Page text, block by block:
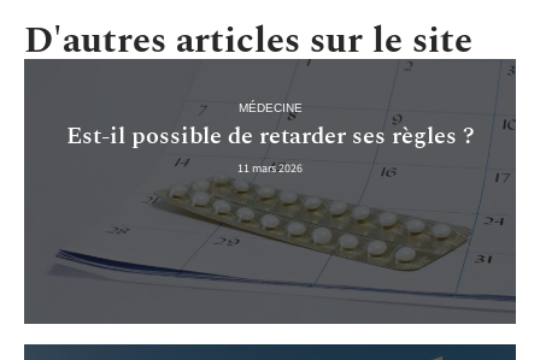
D'autres articles sur le site
MÉDECINE
Est-il possible de retarder ses règles ?
11 mars 2026